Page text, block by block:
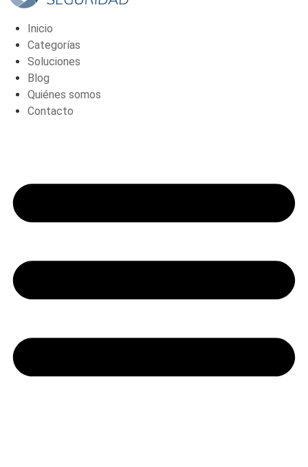
Inicio
Categorías
Soluciones
Blog
Quiénes somos
Contacto